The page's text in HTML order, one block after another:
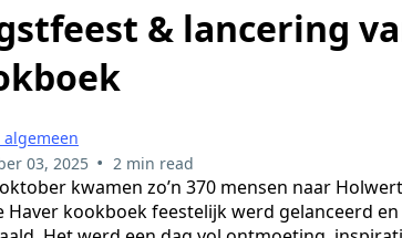
& lancering
algemeen
03, 2025 • 2 min read
kwamen zo’n 370 mensen naar
Haver kookboek feestelijk werd gelanceerd